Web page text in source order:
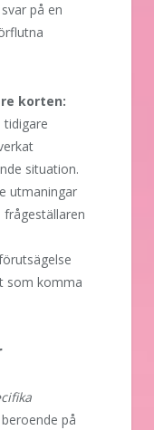
på en
korten:
tidigare
situation.
utmaningar
som komma
på